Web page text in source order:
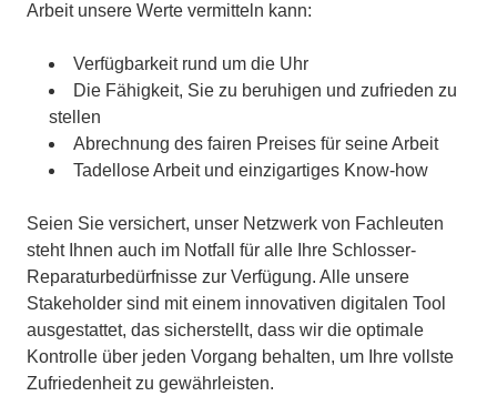
Arbeit unsere Werte vermitteln kann:
Verfügbarkeit rund um die Uhr
Die Fähigkeit, Sie zu beruhigen und zufrieden zu
stellen
Abrechnung des fairen Preises für seine Arbeit
Tadellose Arbeit und einzigartiges Know-how
Seien Sie versichert, unser Netzwerk von Fachleuten
steht Ihnen auch im Notfall für alle Ihre Schlosser-
Reparaturbedürfnisse zur Verfügung. Alle unsere
Stakeholder sind mit einem innovativen digitalen Tool
ausgestattet, das sicherstellt, dass wir die optimale
Kontrolle über jeden Vorgang behalten, um Ihre vollste
Zufriedenheit zu gewährleisten.